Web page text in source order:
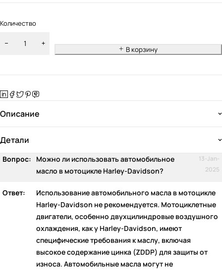
Количество
В корзину
Описание
Детали
Вопрос:
Можно ли использовать автомобильное
масло в мотоцикле Harley-Davidson?
13-Jan-
2025
Ответ:
Использование автомобильного масла в мотоцикле
Harley-Davidson не рекомендуется. Мотоциклетные
двигатели, особенно двухцилиндровые воздушного
охлаждения, как у Harley-Davidson, имеют
специфические требования к маслу, включая
высокое содержание цинка (ZDDP) для защиты от
износа. Автомобильные масла могут не